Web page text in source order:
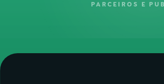
PARCEIROS E